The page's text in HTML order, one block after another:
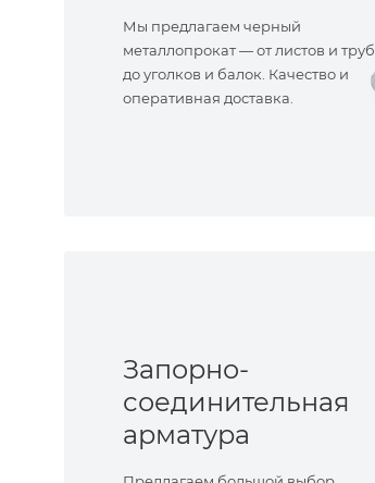
Мы предлагаем черный
металлопрокат — от листов и труб
до уголков и балок. Качество и
оперативная доставка.
Запорно-
соединительная
арматура